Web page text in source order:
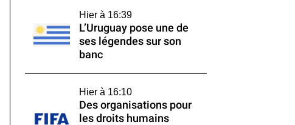
Hier à 16:39
L’Uruguay pose une de
ses légendes sur son
banc
Hier à 16:10
Des organisations pour
les droits humains